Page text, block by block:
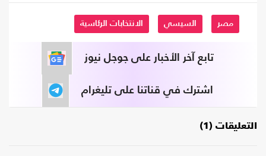
مصر السيسي الانتخابات الرئاسية
تابع آخر الأخبار على جوجل نيوز
اشترك في قناتنا على تليغرام
التعليقات (1)